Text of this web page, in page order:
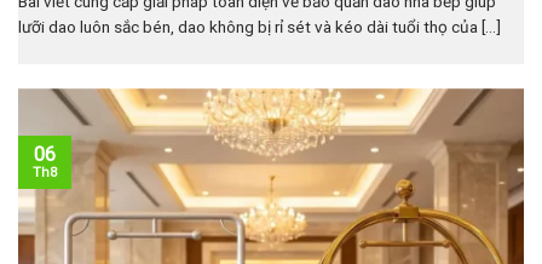
lưỡi dao luôn sắc bén, dao không bị rỉ sét và kéo dài tuổi thọ của [...]
06
Th8